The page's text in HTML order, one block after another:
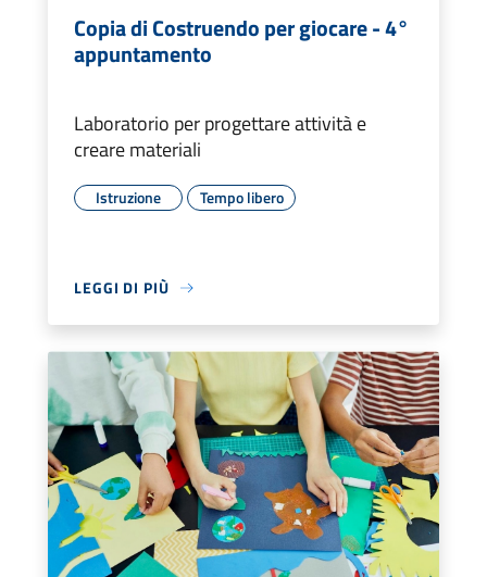
Copia di Costruendo per giocare - 4°
appuntamento
Laboratorio per progettare attività e
creare materiali
Istruzione Tempo libero
LEGGI DI PIÙ